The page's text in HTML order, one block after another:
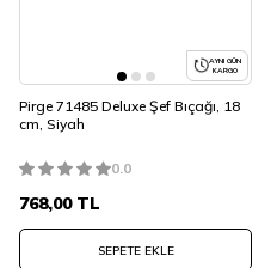
AYNI GÜN
KARGO
Pirge 71485 Deluxe Şef Bıçağı, 18
cm, Siyah
0.0
768,00TL
SEPETE EKLE